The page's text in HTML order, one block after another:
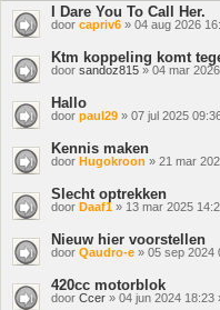
I Dare You To Call Her.
door capriv6 » 04 aug 2026
Ktm koppeling komt
door sandoz815 » 04 mar
Hallo
door paul29 » 07 jul 2025
Kennis maken
door Hugokroon » 21 mar
Slecht optrekken
door Daaf1 » 13 mar 2025
Nieuw hier voorstellen
door Qaudro-e » 05 sep 2024
420cc motorblok
door Ccer » 04 jun 2024 18:23